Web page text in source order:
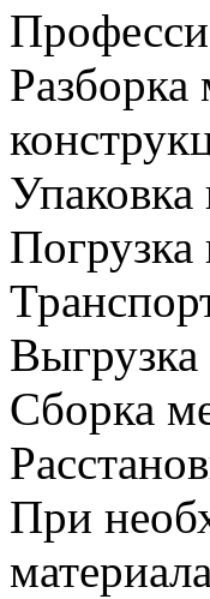
Погрузка
Сборка
При